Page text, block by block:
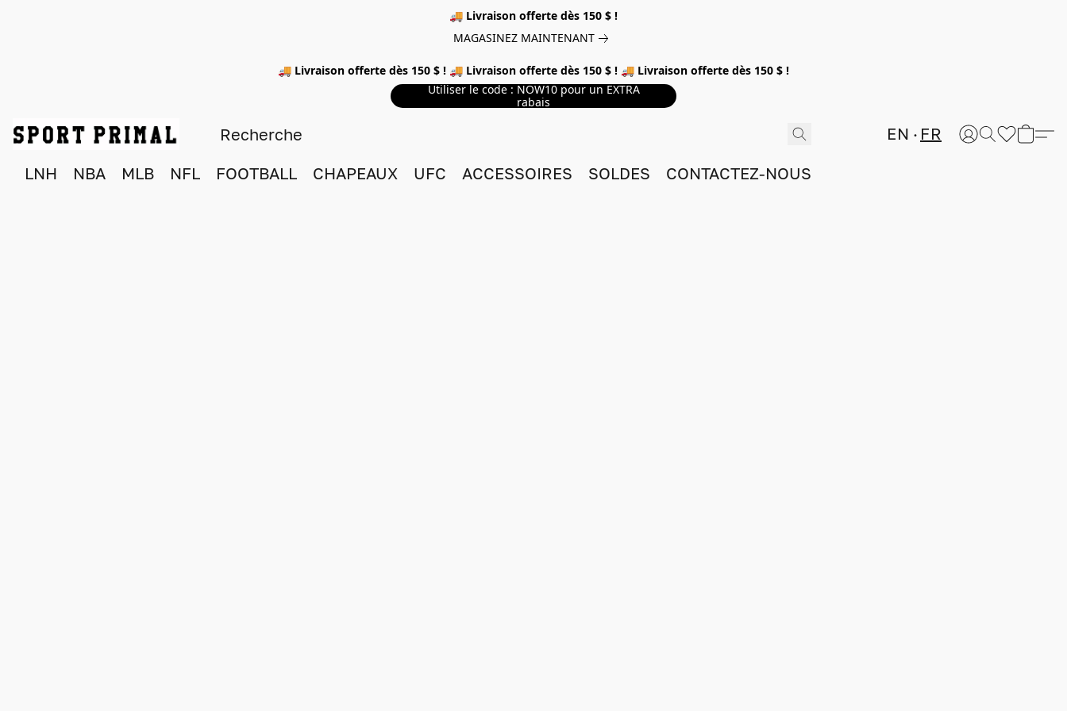
🚚 Livraison offerte dès 150 $ !
MAGASINEZ MAINTENANT
🚚 Livraison offerte dès 150 $ ! 🚚 Livraison offerte dès 150 $ ! 🚚 Livraison offerte dès 150 $ !
Utiliser le code : NOW10 pour un EXTRA
rabais
EN FR
LNH NBA MLB NFL FOOTBALL CHAPEAUX UFC ACCESSOIRES SOLDES CONTACTEZ-NOUS